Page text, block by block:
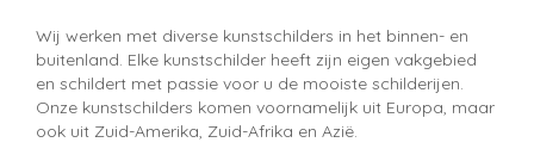
Wij werken met diverse kunstschilders in het binnen- en
buitenland. Elke kunstschilder heeft zijn eigen vakgebied
en schildert met passie voor u de mooiste schilderijen.
Onze kunstschilders komen voornamelijk uit Europa, maar
ook uit Zuid-Amerika, Zuid-Afrika en Azië.